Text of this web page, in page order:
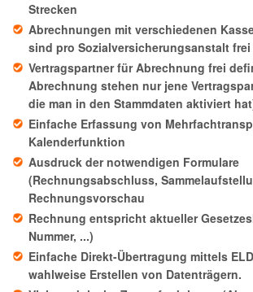
Strecken
Abrechnungen mit verschiedenen
sind pro Sozialversicherungsanstalt
Vertragspartner für Abrechnung frei
Abrechnung stehen nur jene
die man in den Stammdaten aktiviert
Einfache Erfassung von
Kalenderfunktion
Ausdruck der notwendigen Formulare
(Rechnungsabschluss,
Rechnungsvorschau
Rechnung entspricht aktueller
Nummer, ...)
Einfache Direkt-Übertragung mittels
wahlweise Erstellen von Datenträgern.